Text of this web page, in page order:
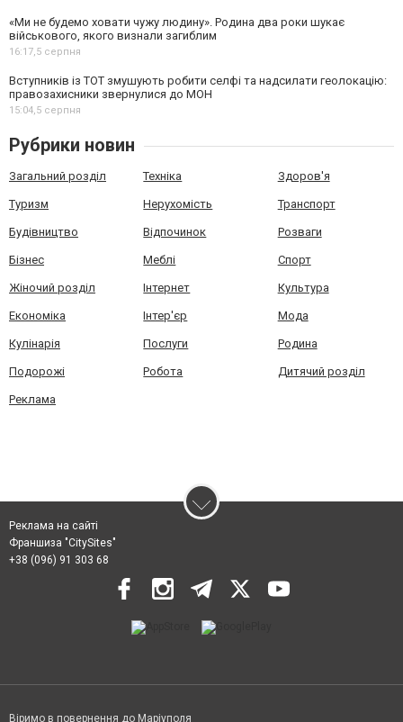
«Ми не будемо ховати чужу людину». Родина два роки шукає
військового, якого визнали загиблим
16:17,5 серпня
Вступників із ТОТ змушують робити селфі та надсилати геолокацію:
правозахисники звернулися до МОН
15:04,5 серпня
Рубрики новин
Загальний розділ Техніка Здоров'я
Туризм Нерухомість Транспорт
Будівництво Відпочинок Розваги
Бізнес Меблі Спорт
Жіночий розділ Інтернет Культура
Економіка Інтер'єр Мода
Кулінарія Послуги Родина
Подорожі Робота Дитячий розділ
Реклама
Реклама на сайті
Франшиза "CitySites"
+38 (096) 91 303 68
Віримо в повернення до Маріуполя